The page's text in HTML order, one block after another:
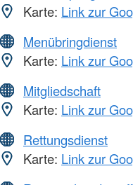
Karte: Link zur
Menübringdienst
Karte: Link zur
Mitgliedschaft
Karte: Link zur
Rettungsdienst
Karte: Link zur